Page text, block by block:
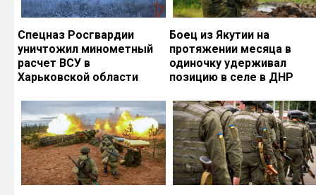
Спецназ Росгвардии
уничтожил минометный
расчет ВСУ в
Харьковской области
Боец из Якутии на
протяжении месяца в
одиночку удерживал
позицию в селе в ДНР